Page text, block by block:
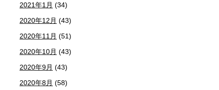
2021年1月 (34)
2020年12月 (43)
2020年11月 (51)
2020年10月 (43)
2020年9月 (43)
2020年8月 (58)